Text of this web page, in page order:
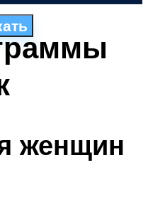
женщин